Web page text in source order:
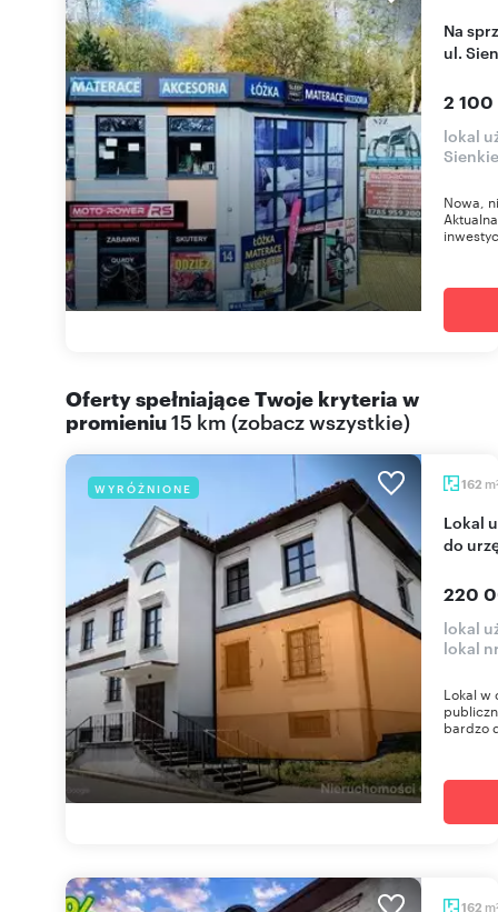
Na sprzedaż obiekt usługowy 755 m² z 4 lokalami,
ul.
2 100
lokal
Nowa,
Oferty spełniające Twoje kryteria w
promieniu15 km (zobacz wszystkie)
WYRÓŻNIONE 162 m
Lokal użytkowy 162 m² w centrum Sienna, dostęp
do
220
lokal
lokal
Lokal w
bardzo
162 m